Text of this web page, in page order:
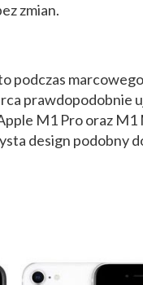
zmian.
podczas
prawdopodobnie
M1 Pro oraz M1
design podobny